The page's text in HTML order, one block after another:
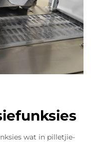
wat in pilletjie-